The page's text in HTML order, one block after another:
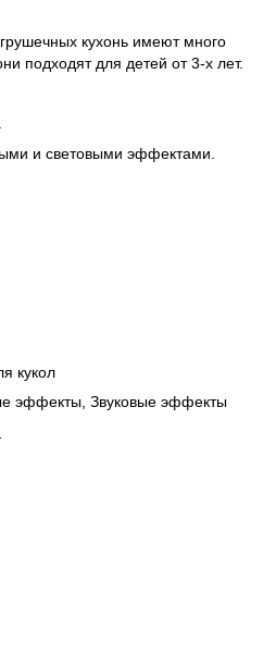
кухонь имеют много
подходят для детей от 3-х лет.
и световыми эффектами.
кукол
эффекты, Звуковые эффекты